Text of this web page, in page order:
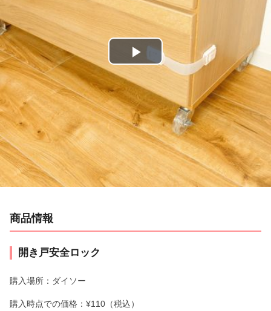
P
l
a
y
V
d
商品情報
開き戸安全ロック
購入場所：ダイソー
購入時点での価格：¥110（税込）